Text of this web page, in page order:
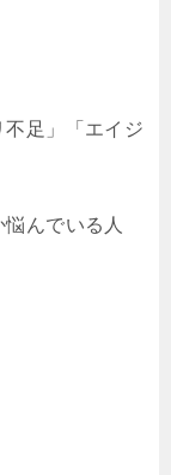
不足」「エイジ
んでいる人